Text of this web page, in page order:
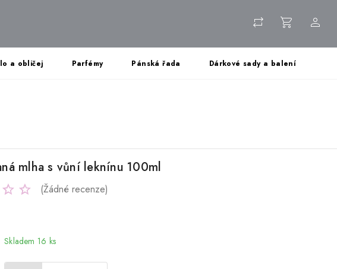
a obličej Parfémy Pánská řada Dárkové sady a balení
mlha s vůní leknínu 100ml
(Žádné recenze)
Skladem 16 ks